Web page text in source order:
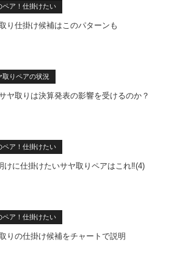
ペア！仕掛けたい
り仕掛け候補はこのパターンも
取りペアの状況
ヤ取りは決算発表の影響を受けるのか？
ペア！仕掛けたい
けに仕掛けたいサヤ取りペアはこれ‼(4)
ペア！仕掛けたい
りの仕掛け候補をチャートで説明